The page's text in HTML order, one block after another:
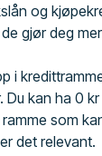
og
gjør deg
i
kan ha 0
som
det relevant.